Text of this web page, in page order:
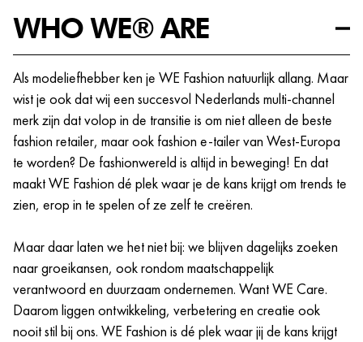
WHO WE® ARE
Als modeliefhebber ken je WE Fashion natuurlijk allang. Maar
wist je ook dat wij een succesvol Nederlands multi-channel
merk zijn dat volop in de transitie is om niet alleen de beste
fashion retailer, maar ook fashion e-tailer van West-Europa
te worden? De fashionwereld is altijd in beweging! En dat
maakt WE Fashion dé plek waar je de kans krijgt om trends te
zien, erop in te spelen of ze zelf te creëren.
Maar daar laten we het niet bij: we blijven dagelijks zoeken
naar groeikansen, ook rondom maatschappelijk
verantwoord en duurzaam ondernemen. Want WE Care.
Daarom liggen ontwikkeling, verbetering en creatie ook
nooit stil bij ons. WE Fashion is dé plek waar jij de kans krijgt